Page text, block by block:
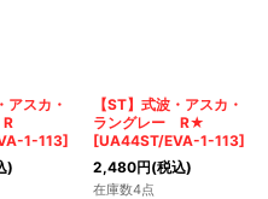
アスカ・
1-113]
)
【ST】式波・アスカ・
ラングレー R★
[UA44ST/EVA-1-113]
2,480円(税込)
在庫数4点